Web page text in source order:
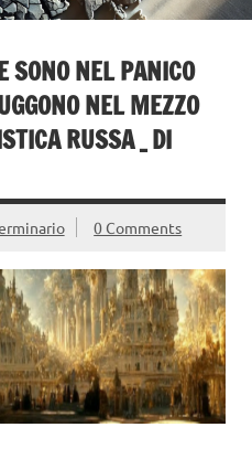
SONO NEL PANICO
NEL MEZZO
RUSSA _ DI
0 Comments